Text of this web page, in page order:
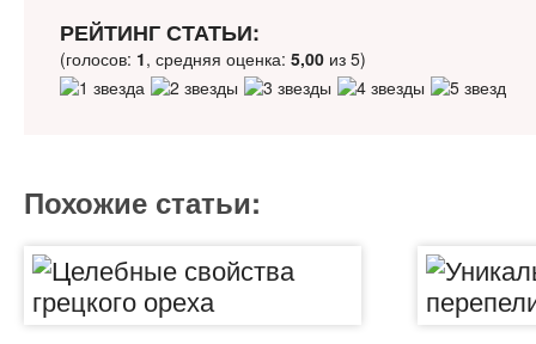
РЕЙТИНГ СТАТЬИ:
(голосов: 1, средняя оценка: 5,00из 5)
Похожие статьи: